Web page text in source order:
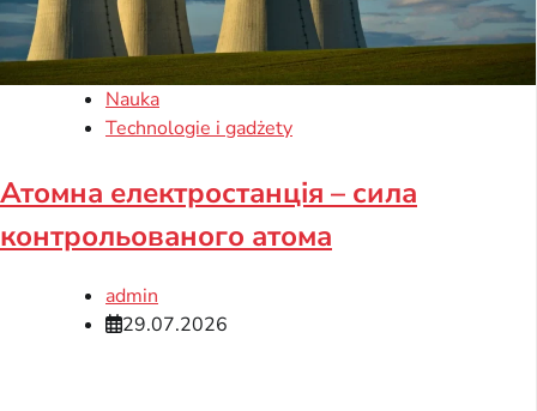
Nauka
Technologie i gadżety
Атомна електростанція – сила
контрольованого атома
admin
29.07.2026